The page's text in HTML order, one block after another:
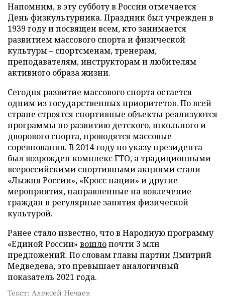
Напомним, в эту субботу в России отмечается
День физкультурника. Праздник был учрежден в
1939 году и посвящен всем, кто занимается
развитием массового спорта и физической
культуры – спортсменам, тренерам,
преподавателям, инструкторам и любителям
активного образа жизни.
Сегодня развитие массового спорта остается
одним из государственных приоритетов. По всей
стране строятся спортивные объекты реализуются
программы по развитию детского, школьного и
дворового спорта, проводятся массовые
соревнования. В 2014 году по указу президента
был возрожден комплекс ГТО, а традиционными
всероссийскими спортивными акциями стали
«Лыжня России», «Кросс нации» и другие
мероприятия, направленные на вовлечение
граждан в регулярные занятия физической
культурой.
Ранее стало известно, что в Народную программу
«Единой России» вошлопочти 3 млн
предложений. По словам главы партии Дмитрий
Медведева, это превышает аналогичный
показатель 2021 года.
Текст: Алексей Нечаев